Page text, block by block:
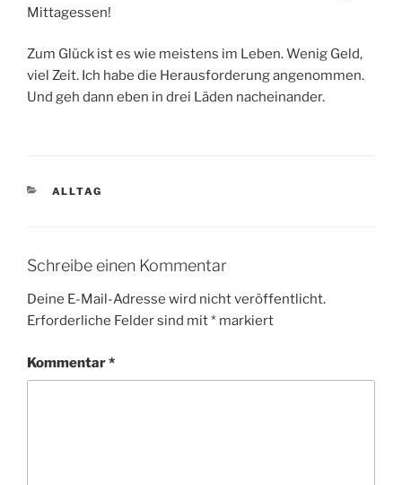
Mittagessen!
Zum Glück ist es wie meistens im Leben. Wenig Geld,
viel Zeit. Ich habe die Herausforderung angenommen.
Und geh dann eben in drei Läden nacheinander.
KATEGORIEN
ALLTAG
Schreibe einen Kommentar
Deine E-Mail-Adresse wird nicht veröffentlicht.
Erforderliche Felder sind mit* markiert
Kommentar*